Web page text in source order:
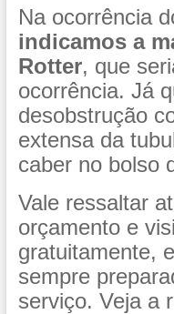
Na ocorrência
indicamos a
Rotter, que
ocorrência. Já
desobstrução
extensa da
caber no bolso
Vale ressaltar
orçamento e
gratuitamente,
sempre
serviço. Veja a